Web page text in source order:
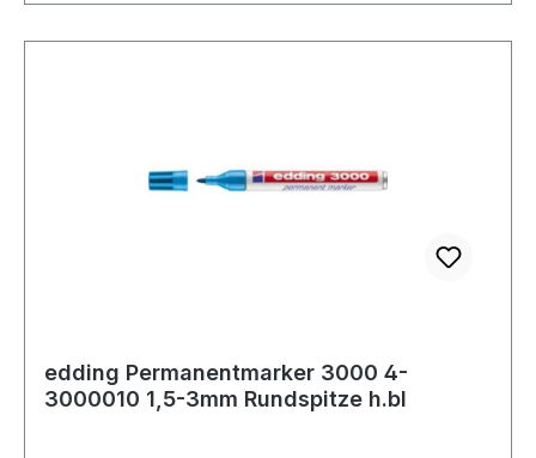
edding Permanentmarker 3000 4-
3000010 1,5-3mm Rundspitze h.bl